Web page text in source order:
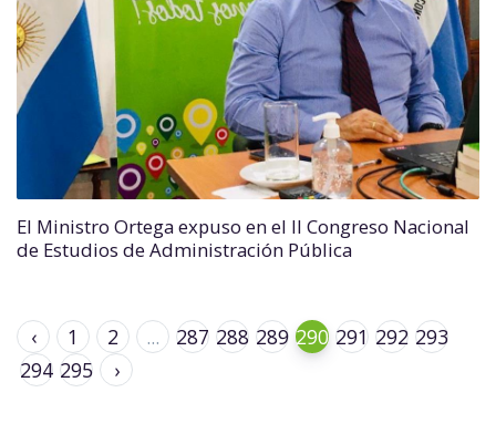
El Ministro Ortega expuso en el II Congreso Nacional
de Estudios de Administración Pública
‹ 1 2 ... 287 288 289 290 291 292 293
294 295 ›